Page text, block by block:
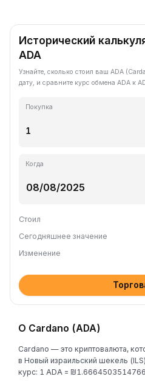
Исторический
ADA
Узнайте, сколько стоил ваш ADA
дату, и сравните курс обмена ADA к
Покупка
Когда
Стоил
Сегодняшнее значение
Изменение
О Cardano (ADA)
Cardano — это криптовалюта,
в Новый израильский шекель
курс: 1 ADA =